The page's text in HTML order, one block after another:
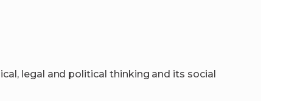
legal and political thinking and its social